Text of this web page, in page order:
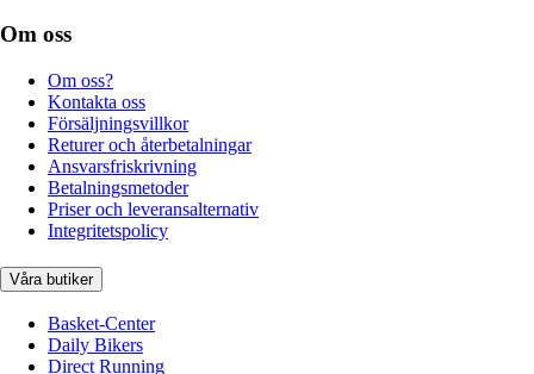
Om oss
Om oss?
Kontakta oss
Försäljningsvillkor
Returer och återbetalningar
Ansvarsfriskrivning
Betalningsmetoder
Priser och leveransalternativ
Integritetspolicy
Våra butiker
Basket-Center
Daily Bikers
Direct Running